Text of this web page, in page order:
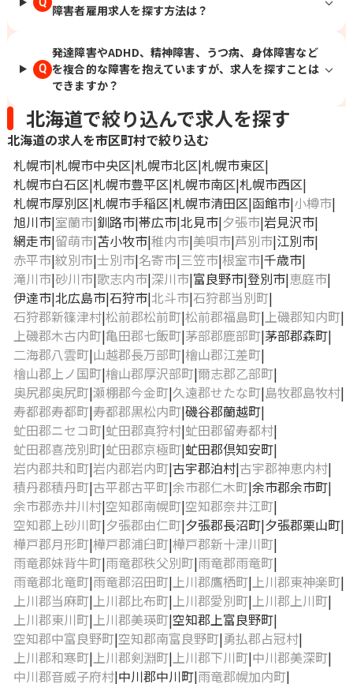
障害者雇用求人を探す方法は？
Q
発達障害やADHD、精神障害、うつ病、身体障害など
を複合的な障害を抱えていますが、求人を探すことは
できますか？
北海道で絞り込んで求人を探す
北海道の求人を市区町村で絞り込む
札幌市 札幌市中央区 札幌市北区 札幌市東区
札幌市白石区 札幌市豊平区 札幌市南区 札幌市西区
札幌市厚別区 札幌市手稲区 札幌市清田区 函館市 小樽市
旭川市 室蘭市 釧路市 帯広市 北見市 夕張市 岩見沢市
網走市 留萌市 苫小牧市 稚内市 美唄市 芦別市 江別市
赤平市 紋別市 士別市 名寄市 三笠市 根室市 千歳市
滝川市 砂川市 歌志内市 深川市 富良野市 登別市 恵庭市
伊達市 北広島市 石狩市 北斗市 石狩郡当別町
石狩郡新篠津村 松前郡松前町 松前郡福島町 上磯郡知内町
上磯郡木古内町 亀田郡七飯町 茅部郡鹿部町 茅部郡森町
二海郡八雲町 山越郡長万部町 檜山郡江差町
檜山郡上ノ国町 檜山郡厚沢部町 爾志郡乙部町
奥尻郡奥尻町 瀬棚郡今金町 久遠郡せたな町 島牧郡島牧村
寿都郡寿都町 寿都郡黒松内町 磯谷郡蘭越町
虻田郡ニセコ町 虻田郡真狩村 虻田郡留寿都村
虻田郡喜茂別町 虻田郡京極町 虻田郡倶知安町
岩内郡共和町 岩内郡岩内町 古宇郡泊村 古宇郡神恵内村
積丹郡積丹町 古平郡古平町 余市郡仁木町 余市郡余市町
余市郡赤井川村 空知郡南幌町 空知郡奈井江町
空知郡上砂川町 夕張郡由仁町 夕張郡長沼町 夕張郡栗山町
樺戸郡月形町 樺戸郡浦臼町 樺戸郡新十津川町
雨竜郡妹背牛町 雨竜郡秩父別町 雨竜郡雨竜町
雨竜郡北竜町 雨竜郡沼田町 上川郡鷹栖町 上川郡東神楽町
上川郡当麻町 上川郡比布町 上川郡愛別町 上川郡上川町
上川郡東川町 上川郡美瑛町 空知郡上富良野町
空知郡中富良野町 空知郡南富良野町 勇払郡占冠村
上川郡和寒町 上川郡剣淵町 上川郡下川町 中川郡美深町
中川郡音威子府村 中川郡中川町 雨竜郡幌加内町